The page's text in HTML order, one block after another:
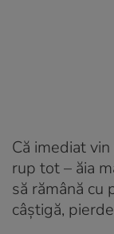
Că imediat
rup tot – ăia
să rămână cu
câștigă,